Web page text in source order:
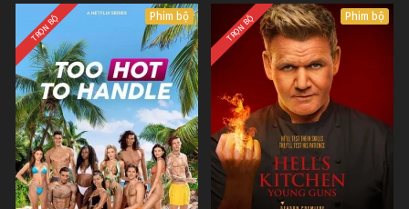
TRỌN BỘ Phim bộ TRỌN BỘ Phim bộ